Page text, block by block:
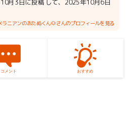
月3日に投稿 して、2025年10月6日
ラニアンのおたぬくん🐶さんのプロフィールを見る
コメント おすすめ